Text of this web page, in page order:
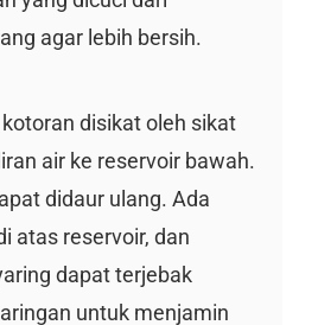
agar lebih bersih.
disikat oleh sikat
air ke reservoir bawah.
didaur ulang. Ada
atas reservoir, dan
dapat terjebak
untuk menjamin